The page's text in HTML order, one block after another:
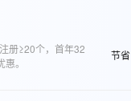
册≥20个，首年32
。
节省
手的多模态智能体模型
新老同享
服务生态合作计划